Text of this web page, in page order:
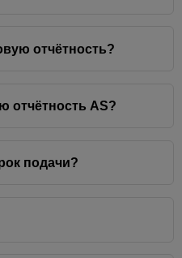
отчётность?
отчётность AS?
подачи?